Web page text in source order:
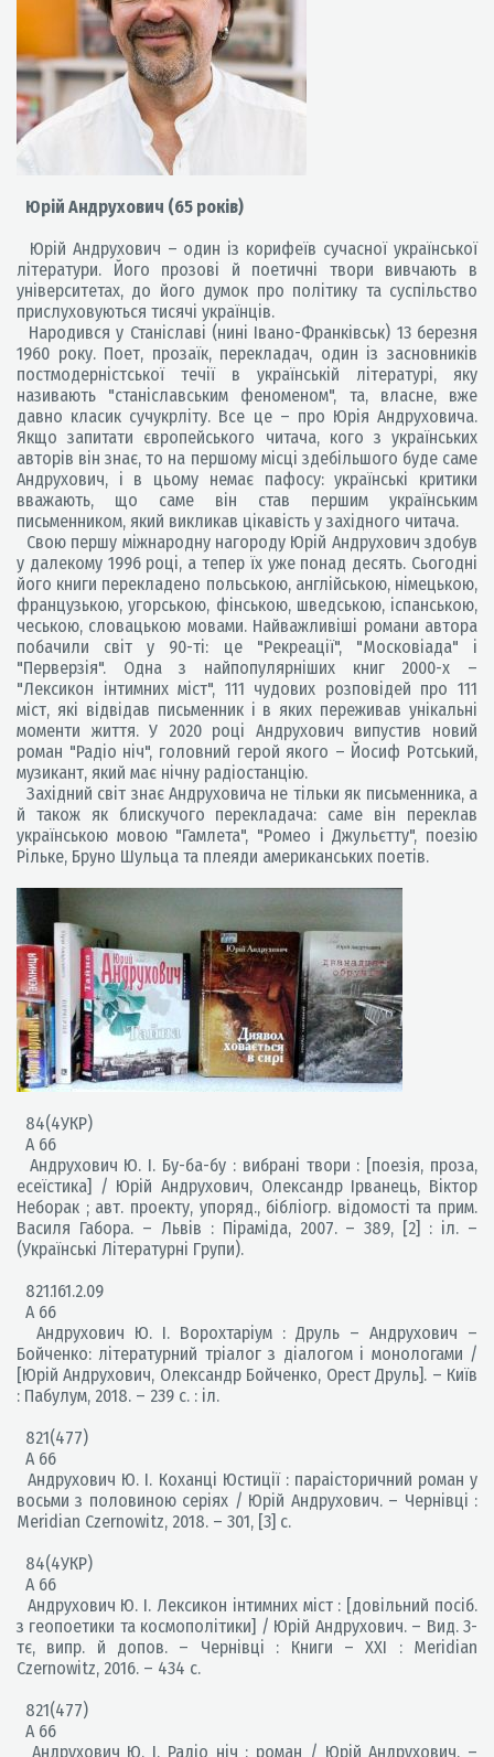
Юрій Андрухович (65 років)
Юрій Андрухович – один із корифеїв сучасної української
літератури. Його прозові й поетичні твори вивчають в
університетах, до його думок про політику та суспільство
прислуховуються тисячі українців.
Народився у Станіславі (нині Івано-Франківськ) 13 березня
1960 року. Поет, прозаїк, перекладач, один із засновників
постмодерністської течії в українській літературі, яку
називають "станіславським феноменом", та, власне, вже
давно класик сучукрліту. Все це – про Юрія Андруховича.
Якщо запитати європейського читача, кого з українських
авторів він знає, то на першому місці здебільшого буде саме
Андрухович, і в цьому немає пафосу: українські критики
вважають, що саме він став першим українським
письменником, який викликав цікавість у західного читача.
Свою першу міжнародну нагороду Юрій Андрухович здобув
у далекому 1996 році, а тепер їх уже понад десять. Сьогодні
його книги перекладено польською, англійською, німецькою,
французькою, угорською, фінською, шведською, іспанською,
чеською, словацькою мовами. Найважливіші романи автора
побачили світ у 90-ті: це "Рекреації", "Московіада" і
"Перверзія". Одна з найпопулярніших книг 2000-х –
"Лексикон інтимних міст", 111 чудових розповідей про 111
міст, які відвідав письменник і в яких переживав унікальні
моменти життя. У 2020 році Андрухович випустив новий
роман "Радіо ніч", головний герой якого – Йосиф Ротський,
музикант, який має нічну радіостанцію.
Західний світ знає Андруховича не тільки як письменника, а
й також як блискучого перекладача: саме він переклав
українською мовою "Гамлета", "Ромео і Джульєтту", поезію
Рільке, Бруно Шульца та плеяди американських поетів.
84(4УКР)
А 66
Андрухович Ю. І. Бу-ба-бу : вибрані твори : [поезія, проза,
есеїстика] / Юрій Андрухович, Олександр Ірванець, Віктор
Неборак ; авт. проекту, упоряд., бібліогр. відомості та прим.
Василя Габора. – Львів : Піраміда, 2007. – 389, [2] : іл. –
(Українські Літературні Групи).
821.161.2.09
А 66
Андрухович Ю. І. Ворохтаріум : Друль – Андрухович –
Бойченко: літературний тріалог з діалогом і монологами /
[Юрій Андрухович, Олександр Бойченко, Орест Друль]. – Київ
: Пабулум, 2018. – 239 с. : іл.
821(477)
А 66
Андрухович Ю. І. Коханці Юстиції : параісторичний роман у
восьми з половиною серіях / Юрій Андрухович. – Чернівці :
Meridian Czernowitz, 2018. – 301, [3] с.
84(4УКР)
А 66
Андрухович Ю. І. Лексикон інтимних міст : [довільний посіб.
з геопоетики та космополітики] / Юрій Андрухович. – Вид. 3-
тє, випр. й допов. – Чернівці : Книги – XXI : Meridian
Czernowitz, 2016. – 434 с.
821(477)
А 66
Андрухович Ю. І. Радіо ніч : роман / Юрій Андрухович. –